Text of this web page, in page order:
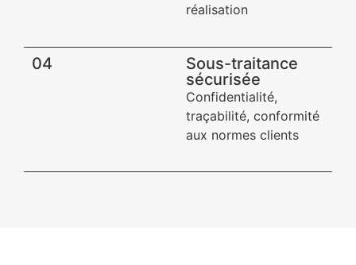
réalisation
04
Sous-traitance
sécurisée​
Confidentialité,
traçabilité, conformité
aux normes clients